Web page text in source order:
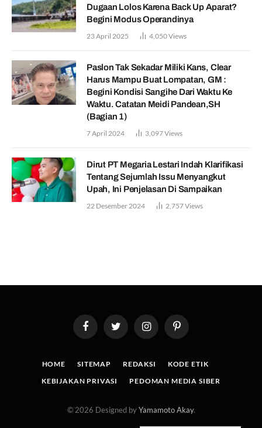
Dugaan Lolos Karena Back Up Aparat?
Begini Modus Operandinya
23 April 2025 4,050Views
Paslon Tak Sekadar Miliki Kans, Clear
Harus Mampu Buat Lompatan, GM :
Begini Kondisi Sangihe Dari Waktu Ke
Waktu. Catatan Meidi Pandean,SH
(Bagian 1)
7 April 2024 3,097Views
Dirut PT Megaria Lestari Indah Klarifikasi
Tentang Sejumlah Issu Menyangkut
Upah, Ini Penjelasan Di Sampaikan
22 Desember 2024 2,757Views
FacebookTwitter InstagramPinterest
HOME SITEMAP REDAKSI
KODE ETIK
KEBIJAKAN PRIVASI
PEDOMAN MEDIA SIBER
© 2026 Designed byYamamoto Akay.